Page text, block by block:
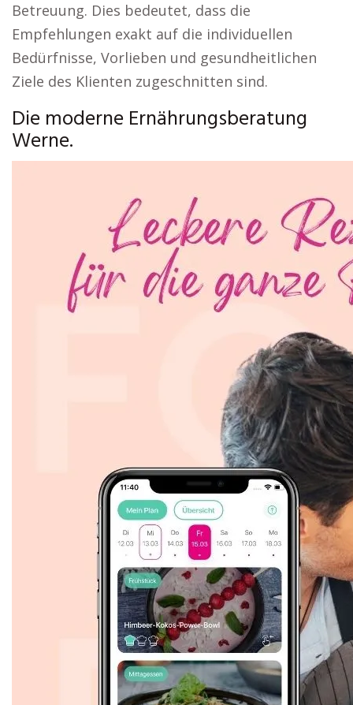
Betreuung. Dies bedeutet, dass die
Empfehlungen exakt auf die individuellen
Bedürfnisse, Vorlieben und gesundheitlichen
Ziele des Klienten zugeschnitten sind.
Die moderne Ernährungsberatung
Werne.